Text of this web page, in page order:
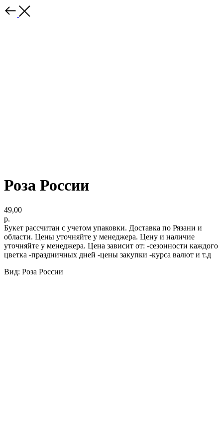
Роза России
49,00
р.
Букет рассчитан с учетом упаковки. Доставка по Рязани и
области. Цены уточняйте у менеджера. Цену и наличие
уточняйте у менеджера. Цена зависит от: -сезонности каждого
цветка -праздничных дней -цены закупки -курса валют и т.д
Вид: Роза России